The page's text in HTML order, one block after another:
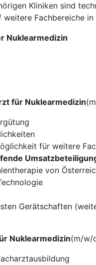
Kliniken sind
weitere Fachbereiche
Nuklearmedizin
für Nuklearmedizin
für weitere
von
Gerätschaften
Nuklearmedizin(m/w/